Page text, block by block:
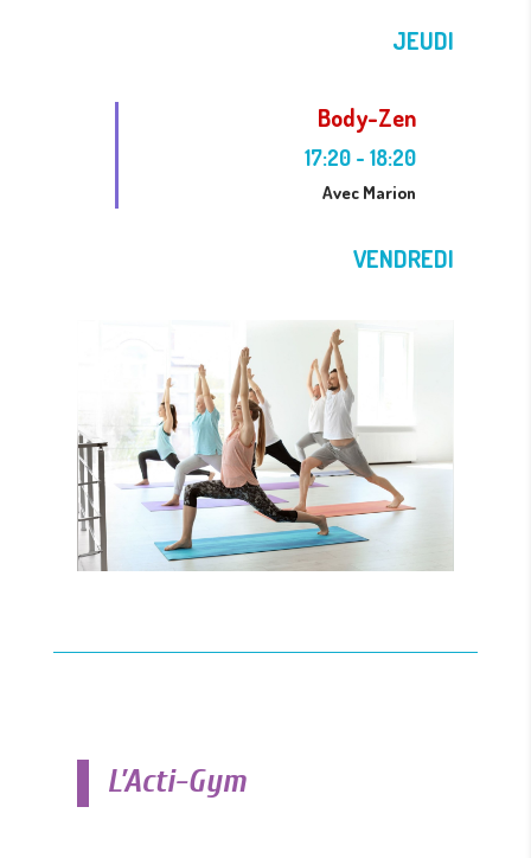
JEUDI
Body-Zen
17:20 -18:20
Avec Marion
VENDREDI
L’Acti-Gym